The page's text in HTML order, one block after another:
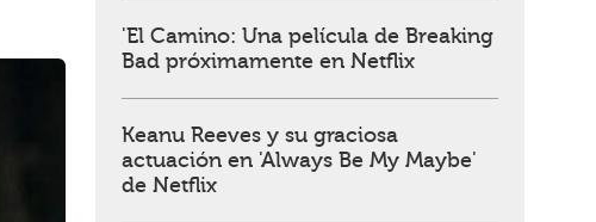
'El Camino: Una película de Breaking
Bad próximamente en Netflix
Keanu Reeves y su graciosa
actuación en 'Always Be My Maybe'
de Netflix